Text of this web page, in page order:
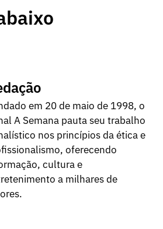
em 20 de maio de 1998, o
A Semana pauta seu trabalho
nos princípios da ética e
oferecendo
cultura e
a milhares de